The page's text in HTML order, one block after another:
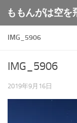
コンテンツへス
ももんがは空を
IMG_5906
IMG_5906
2019年9月16日